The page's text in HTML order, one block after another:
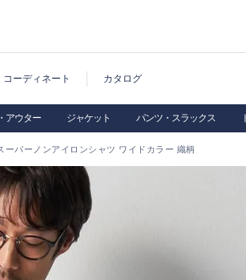
コーディネート カタログ
アウター ジャケット パンツ・スラックス
ーパーノンアイロンシャツ ワイドカラー 織柄